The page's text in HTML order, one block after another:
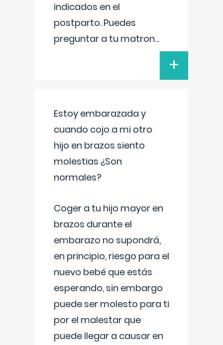
indicados en el
postparto. Puedes
preguntar a tu matron...
+
Estoy embarazada y
cuando cojo a mi otro
hijo en brazos siento
molestias ¿Son
normales?
Coger a tu hijo mayor en
brazos durante el
embarazo no supondrá,
en principio, riesgo para el
nuevo bebé que estás
esperando, sin embargo
puede ser molesto para ti
por el malestar que
puede llegar a causar en